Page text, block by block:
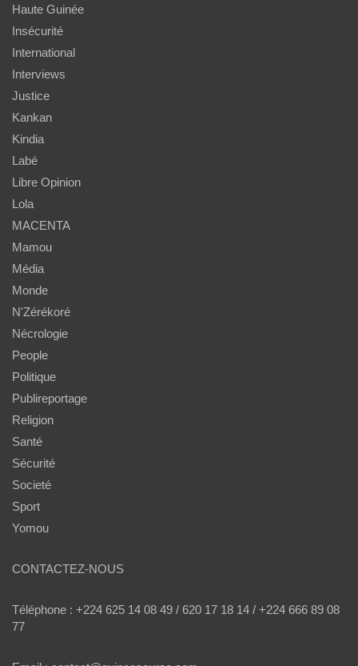
Haute Guinée
Insécurité
International
Interviews
Justice
Kankan
Kindia
Labé
Libre Opinion
Lola
MACENTA
Mamou
Média
Monde
N'Zérékoré
Nécrologie
People
Politique
Publireportage
Religion
Santé
Sécurité
Societé
Sport
Yomou
CONTACTEZ-NOUS
Téléphone : +224 625 14 08 49 / 620 17 18 14 / +224 666 89 08
77